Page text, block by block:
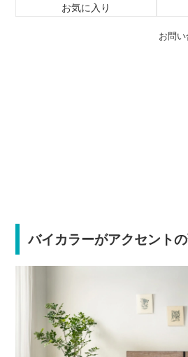
お問い
お気に入り
バイカラーがアクセント